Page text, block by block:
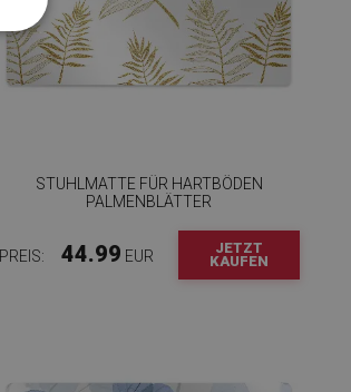
STUHLMATTE FÜR HARTBÖDEN
PALMENBLÄTTER
PREIS: 44.99 EUR
JETZT
KAUFEN